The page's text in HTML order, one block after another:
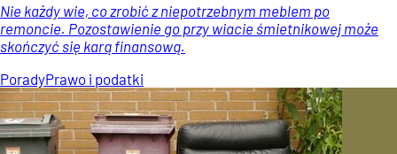
Nie każdy wie, co zrobić z niepotrzebnym meblem po
remoncie. Pozostawienie go przy wiacie śmietnikowej może
skończyć się karą finansową.
PoradyPrawo i podatki